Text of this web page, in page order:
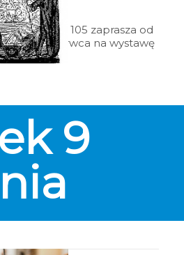
14:26
Kultury 105 zaprasza od
30 czerwca na wystawę
historię Domku
wyroków oraz
tortur w średniowieczu i
nowożytnych.
9